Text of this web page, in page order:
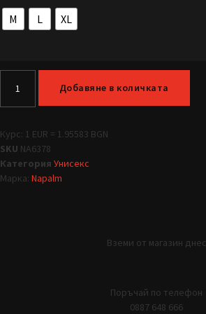
M L XL
Добавяне в количката
Курс: 1 EUR = 1.95583 BGN
SKU NA6378
Категория Унисекс
Марка: Napalm
Вземи от магазин днес
Поръчай по телефон
0887 648 666